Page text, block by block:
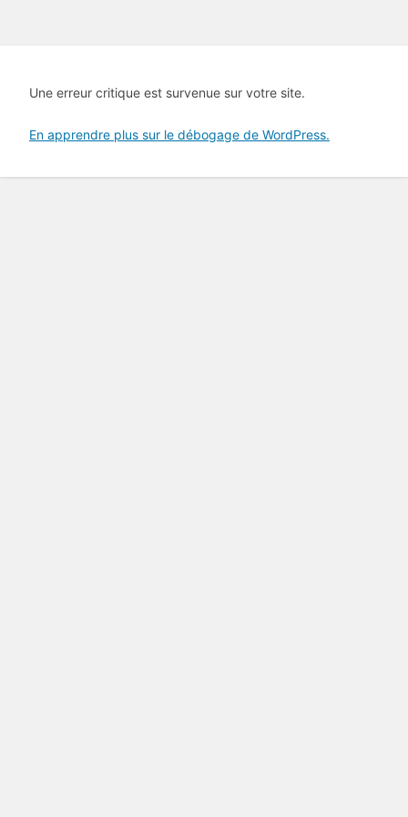
Une erreur critique est survenue sur votre site.
En apprendre plus sur le débogage de WordPress.